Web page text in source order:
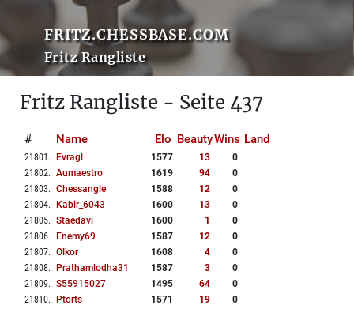
FRITZ.CHESSBASE.COM
Fritz Rangliste
Fritz Rangliste - Seite 437
# Name Elo BeautyWins Land
21801 . Evragl 1577 13
0
21802. Aumaestro 1619 94
0
21803. Chessangle 1588 12
0
21804. Kabir_6043 1600 13
0
21805. Staedavi 1600 1
0
21806. Enemy69 1587 12
0
21807. Olkor 1608 4
0
21808. Prathamlodha31 1587 3
0
21809. S55915027 1495 64
0
21810. Ptorts 1571 19
0